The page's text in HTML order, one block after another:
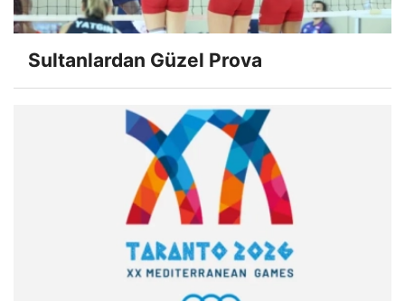
Sultanlardan Güzel Prova